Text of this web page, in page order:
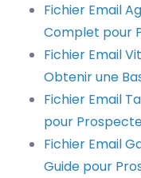
Fichier Email
Complet pour
Fichier Email
Obtenir une
Fichier Email
pour
Fichier Email
Guide pour